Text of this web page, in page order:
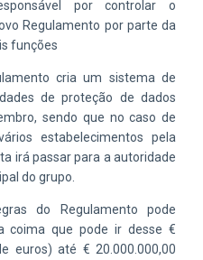
por controlar o
Regulamento por parte da
funções
cria um sistema de
de proteção de dados
sendo que no caso de
estabelecimentos pela
irá passar para a autoridade
do grupo.
do Regulamento pode
coima que pode ir desse €
euros) até € 20.000.000,00